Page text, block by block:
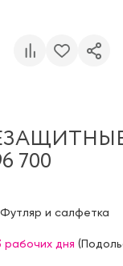
700
Футляр и салфетка
рабочих дня (